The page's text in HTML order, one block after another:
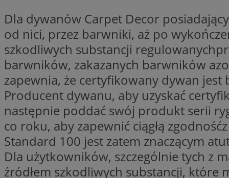
Dla dywanów Carpet Decor
od nici, przez barwniki, aż po
szkodliwych substancji
barwników, zakazanych barwników
zapewnia, że certyfikowany dywan
Producent dywanu, aby uzyskać
następnie poddać swój produkt serii
co roku, aby zapewnić ciągłą
Standard 100 jest zatem znaczącym
Dla użytkowników, szczególnie tych z
źródłem szkodliwych substancji, które
Nazwa
_ga_VBEXFQ7ESL
_ga
Nazwa
tuuid_lu
tuuid_lu
Nazwa
ADK_EX_11
__mguid_